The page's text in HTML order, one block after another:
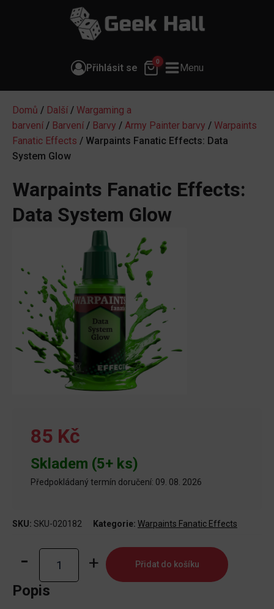
Přihlásit se
0
Menu
Domů / Další / Wargaming a
barvení / Barvení / Barvy / Army Painter barvy / Warpaints
Fanatic Effects / Warpaints Fanatic Effects: Data
System Glow
Warpaints Fanatic Effects:
Data System Glow
85 Kč
Skladem (5+ ks)
Předpokládaný termín doručení: 09. 08. 2026
SKU: SKU-020182 Kategorie: Warpaints Fanatic Effects
Warpaints
Fanatic
Effects:
Přidat do košíku
Popis